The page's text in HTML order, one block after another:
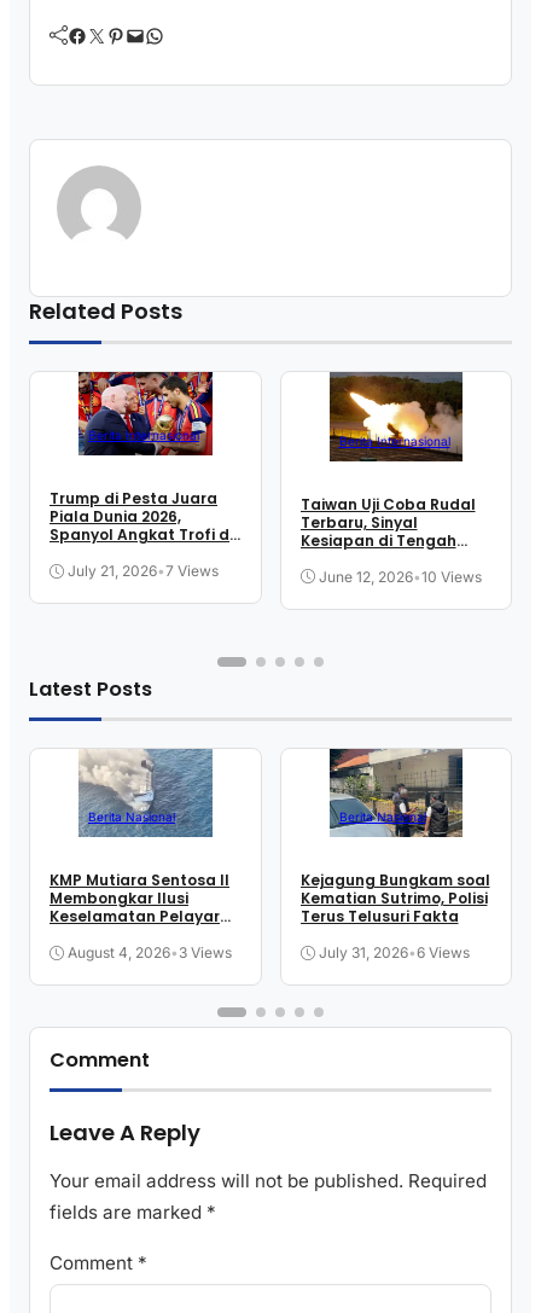
Facebook Twitter Pinterest Mail WhatsApp
Related Posts
Berita Internasional
Trump di Pesta Juara
Piala Dunia 2026,
Spanyol Angkat Trofi di
July 21, 2026•7 Views
Berita Internasional
Taiwan Uji Coba Rudal
Terbaru, Sinyal
Kesiapan di Tengah
June 12, 2026•10 Views
Latest Posts
Berita Nasional
KMP Mutiara Sentosa II
Membongkar Ilusi
Keselamatan Pelayaran
August 4, 2026• 3 Views
Berita Nasional
Kejagung Bungkam soal
Kematian Sutrimo, Polisi
Terus Telusuri Fakta
July 31, 2026•6 Views
Comment
Leave A Reply
Your email address will not be published. Required
fields are marked *
Comment *